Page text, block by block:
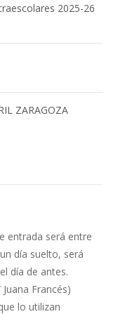
2025-26
ZARAGOZA
entrada será entre
día suelto, será
día de antes.
Francés)
lo utilizan